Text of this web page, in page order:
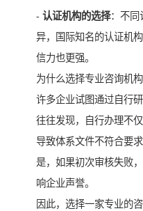
- 认证机构的选择：不同
异，国际知名的认证机
信力也更强。
为什么选择专业咨询机构
许多企业试图通过自行
往往发现，自行办理不
导致体系文件不符合要
是，如果初次审核失败
响企业声誉。
因此，选择一家专业的